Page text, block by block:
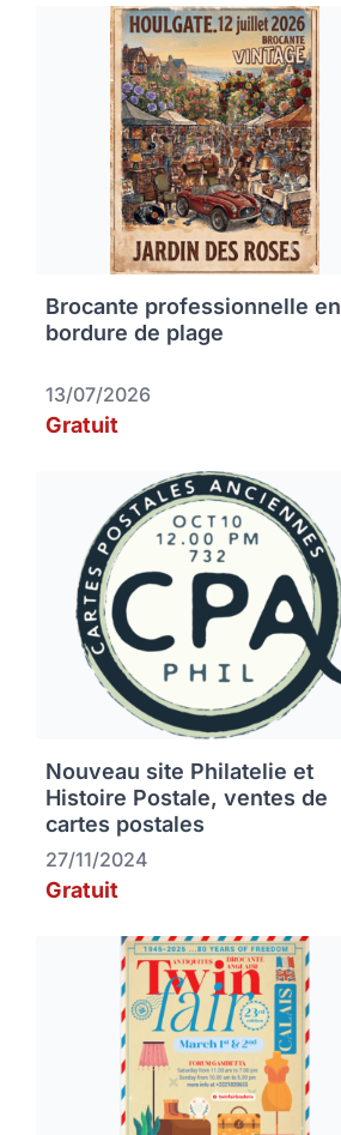
Brocante professionnelle en
bordure de plage
13/07/2026
Gratuit
Nouveau site Philatelie et
Histoire Postale, ventes de
cartes postales
27/11/2024
Gratuit